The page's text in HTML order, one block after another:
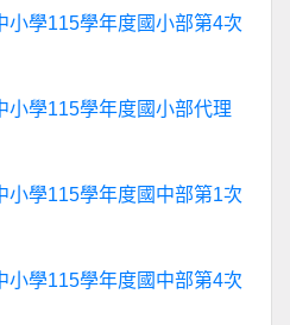
小學115學年度國小部第4次
小學115學年度國小部代理
小學115學年度國中部第1次
小學115學年度國中部第4次